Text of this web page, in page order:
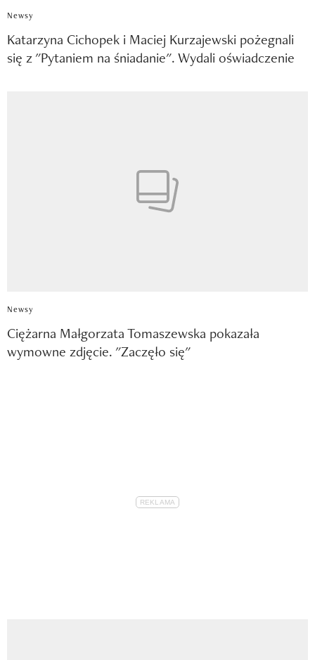
Newsy
Katarzyna Cichopek i Maciej Kurzajewski pożegnali
się z "Pytaniem na śniadanie". Wydali oświadczenie
Newsy
Ciężarna Małgorzata Tomaszewska pokazała
wymowne zdjęcie. "Zaczęło się"